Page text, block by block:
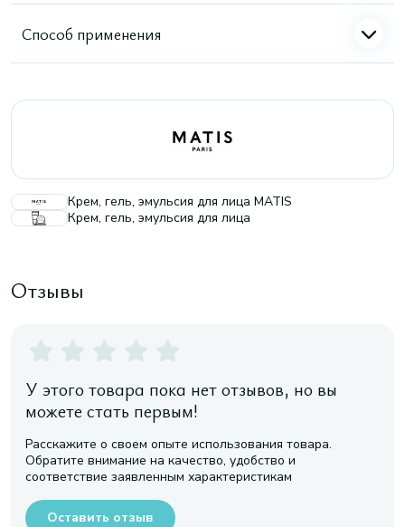
Способ применения
Крем, гель, эмульсия для лица MATIS
Крем, гель, эмульсия для лица
Отзывы
У этого товара пока нет отзывов, но вы
можете стать первым!
Расскажите о своем опыте использования товара.
Обратите внимание на качество, удобство и
соответствие заявленным характеристикам
Оставить отзыв